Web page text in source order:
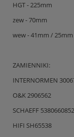
HGT - 225mm
zew - 70mm
wew - 41mm / 25mm
ZAMIENNIKI:
INTERNORMEN
O&K 2906562
SCHAEFF
HIFI SH65538